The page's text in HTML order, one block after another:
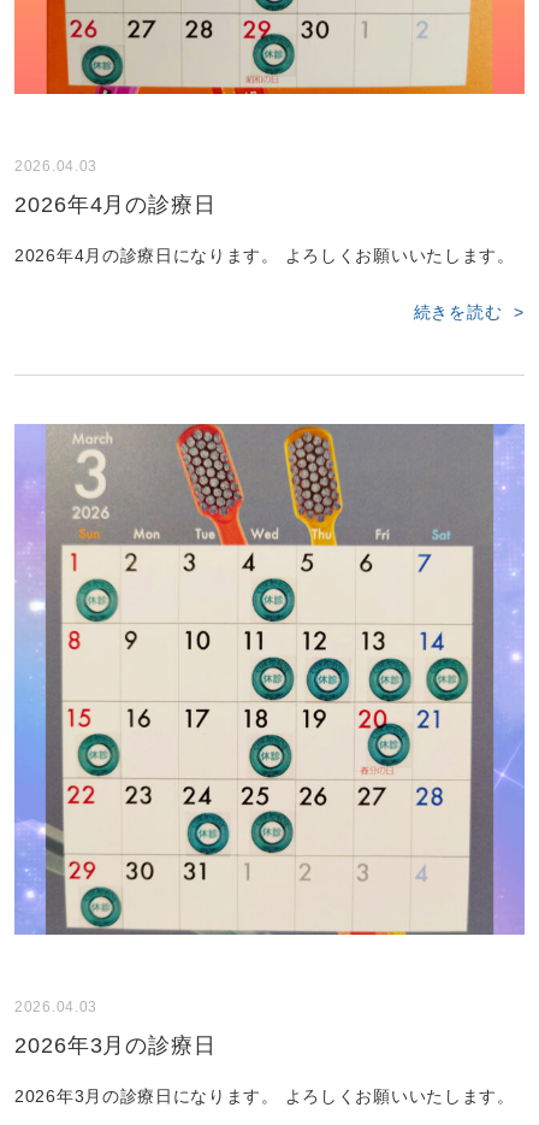
2026.04.03
2026年4月の診療日
2026年4月の診療日になります。 よろしくお願いいたします。
続きを読む
2026.04.03
2026年3月の診療日
2026年3月の診療日になります。 よろしくお願いいたします。